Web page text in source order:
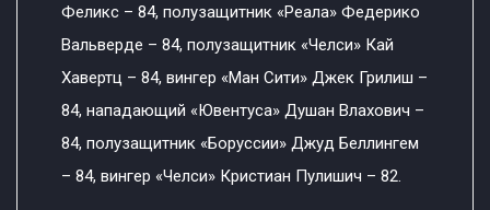
Феликс – 84, полузащитник «Реала» Федерико
Вальверде – 84, полузащитник «Челси» Кай
Хавертц – 84, вингер «Ман Сити» Джек Грилиш –
84, нападающий «Ювентуса» Душан Влахович –
84, полузащитник «Боруссии» Джуд Беллингем
– 84, вингер «Челси» Кристиан Пулишич – 82.